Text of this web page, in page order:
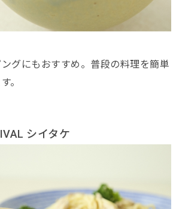
グにもおすすめ。普段の料理を簡単
。
シイタケ